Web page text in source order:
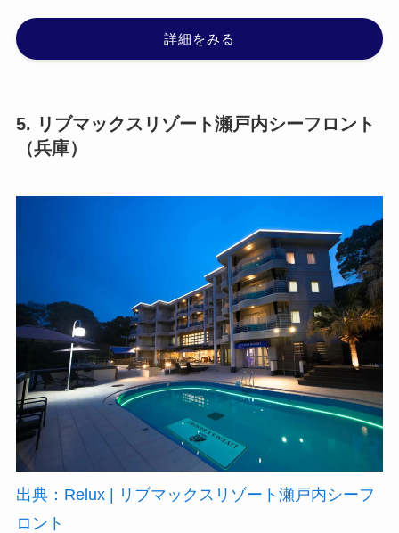
詳細をみる
5. リブマックスリゾート瀬戸内シーフロント
（兵庫）
出典：Relux | リブマックスリゾート瀬戸内シーフ
ロント